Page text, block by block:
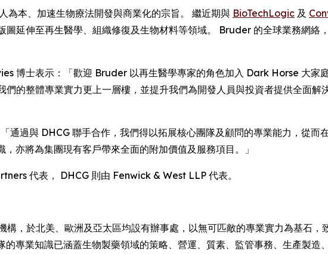
為本、加速生物療法開發與商業化的宗旨。 繼近期與 BioTechLogic 及
延伸至再生醫學、組織修復及生物材料等領域。 Bruder 的全球業務網絡
博士表示：「歡迎 Bruder 以再生醫學專家的角色加入 Dark Horse 大家
的整體專業實力更上一層樓，並提升我們為開發人員與投資者提供全面解
通過與 DHCG 聯手合作，我們得以拓展核心團隊及顧問的專業能力，從而
亦將為集團現有客戶帶來全面的附加價值及服務項目。」
代表， DHCG 則由 Fenwick & West LLP 代表。
構，於北美、歐洲及亞太區均設有辦事處，以無可匹敵的專業實力為基石，
專業知識已涵蓋生物製藥領域的策略、營運、質素、監管事務、生產製造